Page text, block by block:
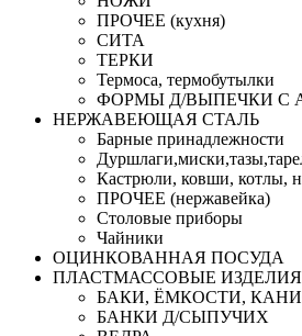
ПРОЧЕЕ (кухня)
СИТА
ТЕРКИ
Термоса, термобутылки
ФОРМЫ Д/ВЫПЕЧКИ С
НЕРЖАВЕЮЩАЯ СТАЛЬ
Барные принадлежности
Кастрюли, ковши, котлы,
ПРОЧЕЕ (нержавейка)
Столовые приборы
Чайники
ОЦИНКОВАННАЯ ПОСУДА
ПЛАСТМАССОВЫЕ ИЗДЕЛИЯ
БАКИ, ЁМКОСТИ,
БАНКИ Д/СЫПУЧИХ